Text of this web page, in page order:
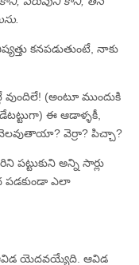
కనపడుతుంటే, నాకు
(అంటూ ముందుకి
ఈ ఆడాళ్ళకీ,
వెర్రా? పిచ్చా?
అన్ని సార్లు
పడకుండా ఎలా
యెదవయ్యేది. ఆవిడ